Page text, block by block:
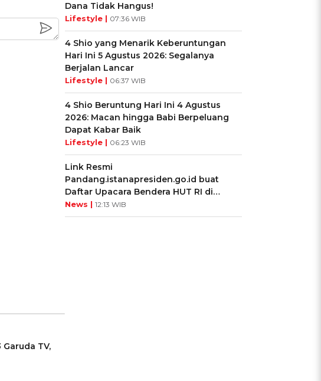
TV,
Dana Tidak Hangus!
Lifestyle | 07:36 WIB
4 Shio yang Menarik Keberuntungan
Hari Ini 5 Agustus 2026: Segalanya
Berjalan Lancar
Lifestyle | 06:37 WIB
4 Shio Beruntung Hari Ini 4 Agustus
2026: Macan hingga Babi Berpeluang
Dapat Kabar Baik
Lifestyle | 06:23 WIB
Link Resmi
Pandang.istanapresiden.go.id buat
Daftar Upacara Bendera HUT RI di
Istana Negara
News | 12:13 WIB